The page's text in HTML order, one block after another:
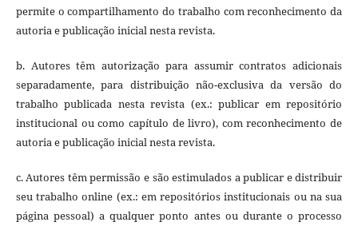
permite o compartilhamento do trabalho com reconhecimento da
autoria e publicação inicial nesta revista.
b. Autores têm autorização para assumir contratos adicionais
separadamente, para distribuição não-exclusiva da versão do
trabalho publicada nesta revista (ex.: publicar em repositório
institucional ou como capítulo de livro), com reconhecimento de
autoria e publicação inicial nesta revista.
c. Autores têm permissão e são estimulados a publicar e distribuir
seu trabalho online (ex.: em repositórios institucionais ou na sua
página pessoal) a qualquer ponto antes ou durante o processo